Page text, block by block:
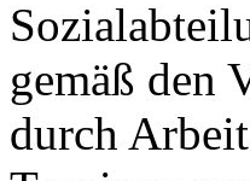
gemäß den
durch